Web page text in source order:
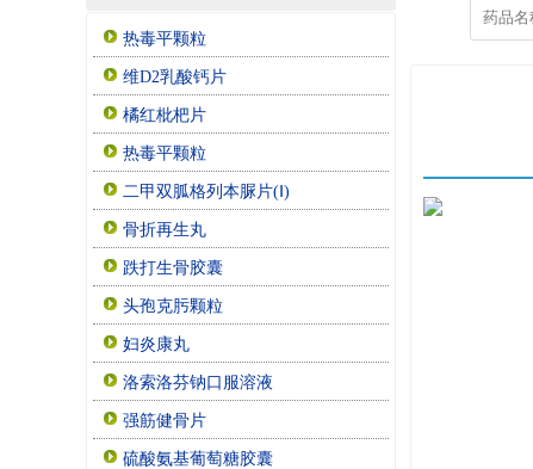
热毒平颗粒
维D2乳酸钙片
橘红枇杷片
热毒平颗粒
二甲双胍格列本脲片(Ⅰ)
骨折再生丸
跌打生骨胶囊
头孢克肟颗粒
妇炎康丸
洛索洛芬钠口服溶液
强筋健骨片
硫酸氨基葡萄糖胶囊